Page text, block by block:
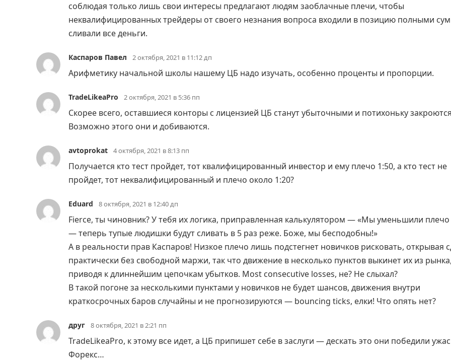
соблюдая только лишь свои интересы предлагают людям заоблачные плечи, чтобы
неквалифицированных трейдеры от своего незнания вопроса входили в позицию полными
сливали все деньги.
Каспаров Павел 2 октября, 2021 в 11:12 дп
Арифметику начальной школы нашему ЦБ надо изучать, особенно проценты и пропорции.
TradeLikeaPro 2 октября, 2021 в 5:36 пп
Скорее всего, оставшиеся конторы с лицензией ЦБ станут убыточными и потихоньку
Возможно этого они и добиваются.
avtoprokat 4 октября, 2021 в 8:13 пп
Получается кто тест пройдет, тот квалифицированный инвестор и ему плечо 1:50, а кто тест не
пройдет, тот неквалифицированный и плечо около 1:20?
Eduard 8 октября, 2021 в 12:40 дп
Fierce, ты чиновник? У тебя их логика, приправленная калькулятором — «Мы уменьшили плечо
— теперь тупые людишки будут сливать в 5 раз реже. Боже, мы бесподобны!»
А в реальности прав Каспаров! Низкое плечо лишь подстегнет новичков рисковать, открывая
практически без свободной маржи, так что движение в несколько пунктов выкинет их из
приводя к длиннейшим цепочкам убытков. Most consecutive losses, не? Не слыхал?
В такой погоне за несколькими пунктами у новичков не будет шансов, движения внутри
краткосрочных баров случайны и не прогнозируются — bouncing ticks, елки! Что опять нет?
друг 8 октября, 2021 в 2:21 пп
TradeLikeaPro, к этому все идет, а ЦБ припишет себе в заслуги — дескать это они победили
Форекс…